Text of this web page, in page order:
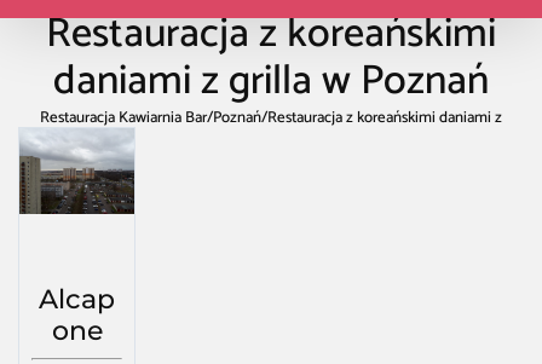
Restauracja z koreańskimi
daniami z grilla w Poznań
Restauracja Kawiarnia Bar/Poznań/Restauracja z koreańskimi daniami z
Alcap
one